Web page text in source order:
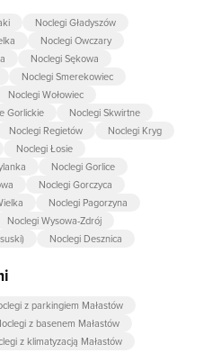
Noclegi Gładyszów
Noclegi Owczary
Noclegi Sękowa
Noclegi Smerekowiec
Noclegi Wołowiec
Gorlickie
Noclegi Skwirtne
Noclegi Regietów
Noclegi Kryg
Noclegi Łosie
Noclegi Gorlice
Noclegi Gorczyca
Noclegi Pagorzyna
Noclegi Wysowa-Zdrój
Noclegi Desznica
z parkingiem Małastów
z basenem Małastów
z klimatyzacją Małastów